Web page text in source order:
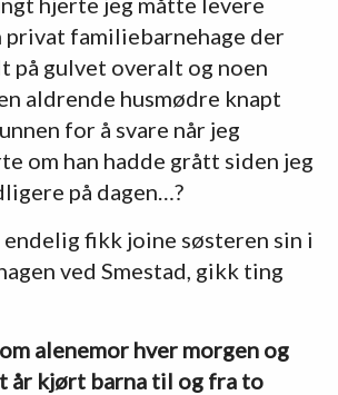
privat familiebarnehage der
på gulvet overalt og noen
aldrende husmødre knapt
for å svare når jeg
om han hadde grått siden jeg
på dagen…?
endelig fikk joine søsteren sin i
ved Smestad, gikk ting
alenemor hver morgen og
år kjørt barna til og fra to